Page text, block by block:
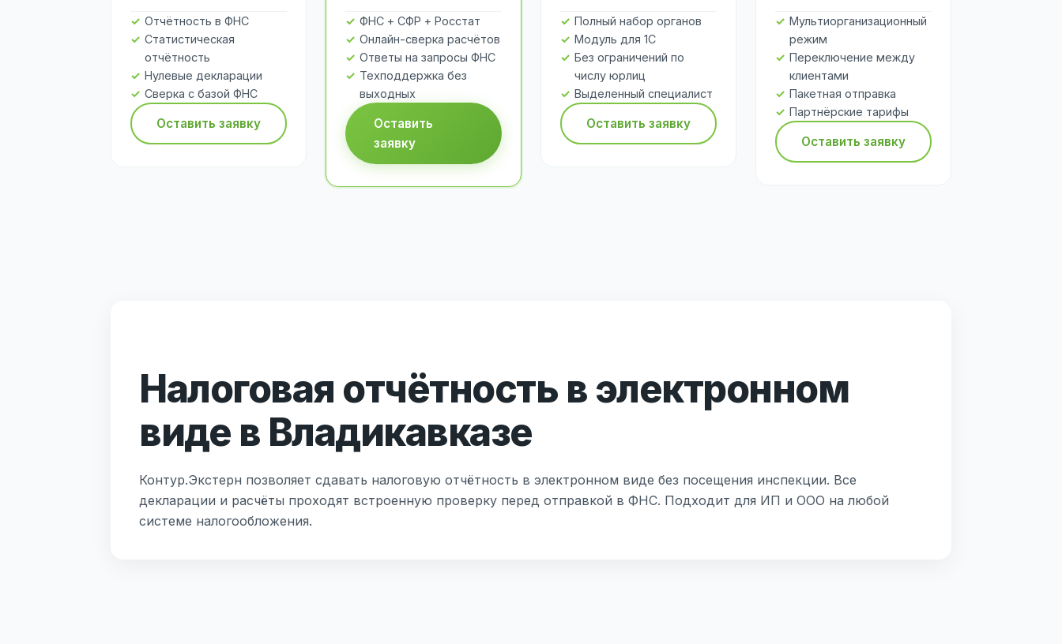
Отчётность в ФНС
Статистическая
отчётность
Нулевые декларации
Сверка с базой ФНС
Оставить заявку
ФНС + СФР + Росстат
Онлайн-сверка расчётов
Ответы на запросы ФНС
Техподдержка без
выходных
Оставить
заявку
Полный набор органов
Модуль для 1С
Без ограничений по
числу юрлиц
Выделенный специалист
Оставить заявку
Мультиорганизационный
режим
Переключение между
клиентами
Пакетная отправка
Партнёрские тарифы
Оставить заявку
Налоговая отчётность в электронном
виде в Владикавказе
Контур.Экстерн позволяет сдавать налоговую отчётность в электронном виде без посещения инспекции. Все
декларации и расчёты проходят встроенную проверку перед отправкой в ФНС. Подходит для ИП и ООО на любой
системе налогообложения.